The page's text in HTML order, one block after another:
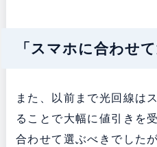
「スマホに合わせ
また、以前まで光回線は
ることで大幅に値引きを
合わせて選ぶべきでした